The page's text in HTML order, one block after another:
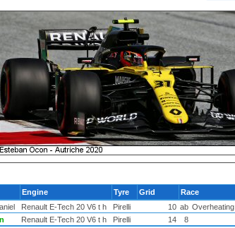
Engine Tyre Grid Race
Renault E-Tech 20 V6 t h Pirelli 10 ab Overheating
Renault E-Tech 20 V6 t h Pirelli 14 8